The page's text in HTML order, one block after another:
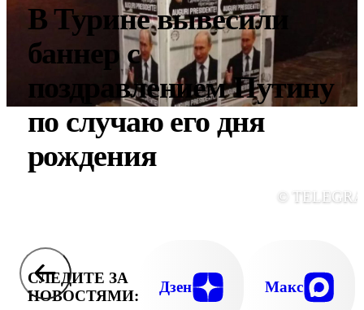
В Турине вывесили
баннер с
поздравлением Путину
по случаю его дня
рождения
©
СЛЕДИТЕ ЗА
НОВОСТЯМИ:
Дзен Макс